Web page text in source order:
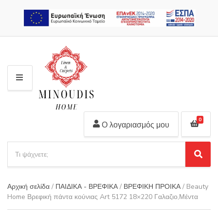
M
E
a
e
g
o
a
c
h
p
S
e
r
c
h
Ο λογαριασμός μου 0
Αρχική σελίδα / ΠΑΙΔΙΚΑ - ΒΡΕΦΙΚΑ / ΒΡΕΦΙΚΗ ΠΡΟΙΚΑ / Beauty
Home Βρεφική πάντα κούνιας Art 5172 18×220 Γαλαζιο,Μέντα